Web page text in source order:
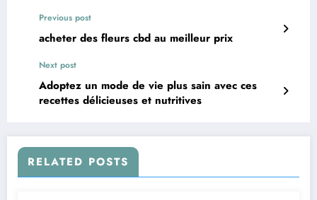
Previous post
acheter des fleurs cbd au meilleur prix
Next post
Adoptez un mode de vie plus sain avec ces
recettes délicieuses et nutritives
RELATED POSTS